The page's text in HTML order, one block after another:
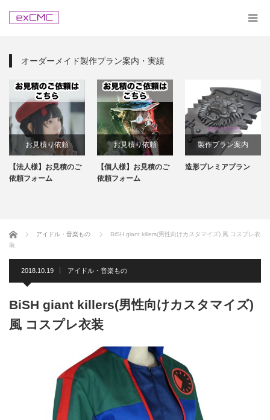
オーダーメイド製作プラン案内・実績
お見積り依頼
【法人様】お見積のご
依頼フォーム
お見積り依頼
【個人様】お見積のご
依頼フォーム
製作プラン案内
造形プレミアプラン
ホーム アイドル・音楽もの
BiSH giant killers(男性向けカスタマイズ) 風 コスプレ衣
装
2018.10.19 アイドル・音楽もの
BiSH giant killers(男性向けカスタマイズ)
風 コスプレ衣装